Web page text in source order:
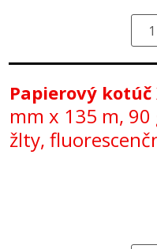
Papierový kotúč
mm x 135 m, 90
žlty,